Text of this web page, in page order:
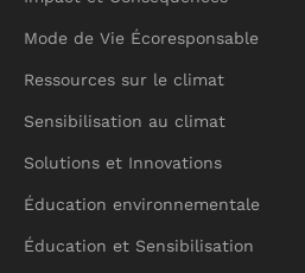
Mode de Vie Écoresponsable
Ressources sur le climat
Sensibilisation au climat
Solutions et Innovations
Éducation environnementale
Éducation et Sensibilisation